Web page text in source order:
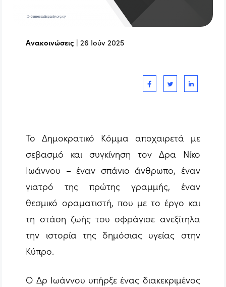
Ανακοινώσεις |26 Ιούν 2025
Το Δημοκρατικό Κόμμα αποχαιρετά με
σεβασμό και συγκίνηση τον Δρα Νίκο
Ιωάννου – έναν σπάνιο άνθρωπο, έναν
γιατρό της πρώτης γραμμής, έναν
θεσμικό οραματιστή, που με το έργο και
τη στάση ζωής του σφράγισε ανεξίτηλα
την ιστορία της δημόσιας υγείας στην
Κύπρο.
Ο Δρ Ιωάννου υπήρξε ένας διακεκριμένος